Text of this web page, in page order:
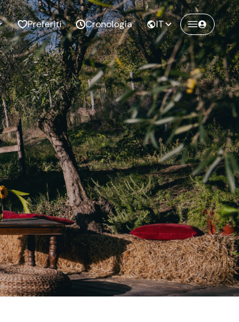
Compleanno
Addio al
nubilato
Preferiti Cronologia IT
Crea un account Freedome
Unisciti a una community di avventurieri
come te e colleziona ricordi indimenticabili!
Continua con l'email